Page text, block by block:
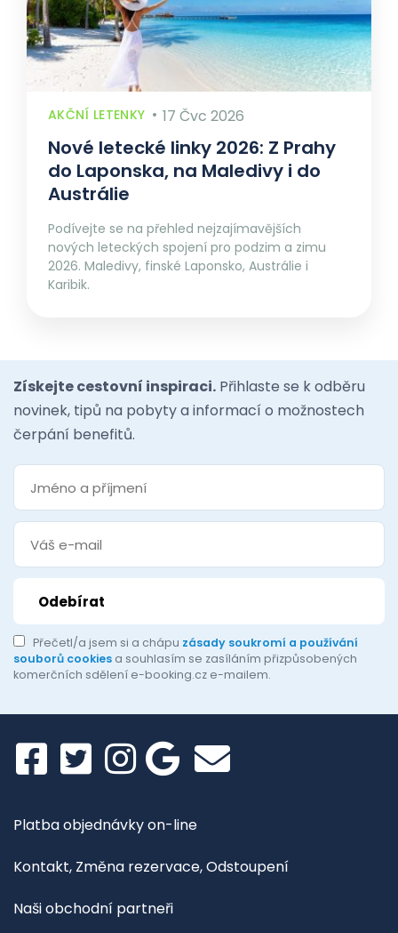
AKČNÍ LETENKY 17 Čvc 2026
Nové letecké linky 2026: Z Prahy
do Laponska, na Maledivy i do
Austrálie
Podívejte se na přehled nejzajímavějších
nových leteckých spojení pro podzim a zimu
2026. Maledivy, finské Laponsko, Austrálie i
Karibik.
Získejte cestovní inspiraci. Přihlaste se k odběru
novinek, tipů na pobyty a informací o možnostech
čerpání benefitů.
Přečetl/a jsem si a chápu zásady soukromí a používání
souborů cookies a souhlasím se zasíláním přizpůsobených
komerčních sdělení e-booking.cz e-mailem.
Platba objednávky on-line
Kontakt, Změna rezervace, Odstoupení
Naši obchodní partneři